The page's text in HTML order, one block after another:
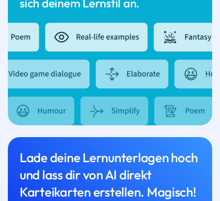
sich deinem Lernstil an.
Lade deine Lernunterlagen hoch
und lass dir von AI direkt
Karteikarten erstellen. Magisch!